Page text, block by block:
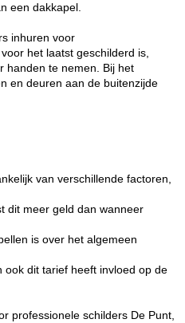
een dakkapel.
inhuren voor
het laatst geschilderd is,
handen te nemen. Bij het
en deuren aan de buitenzijde
van verschillende factoren,
dit meer geld dan wanneer
is over het algemeen
ook dit tarief heeft invloed op de
professionele schilders De Punt,